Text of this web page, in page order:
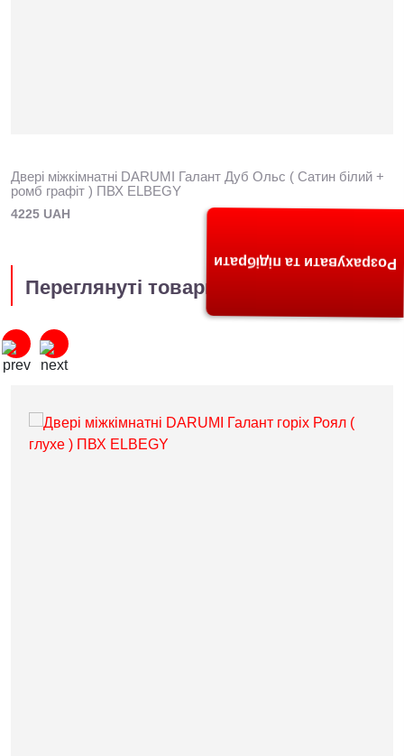
Двері міжкімнатні DARUMI Галант Дуб Ольс ( Сатин білий +
ромб графіт ) ПВХ ELBEGY
4225 UAH
Переглянуті товари
Розрахувати та підібрати